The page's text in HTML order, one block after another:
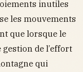
inutiles
les mouvements
que lorsque le
de l’effort
qui